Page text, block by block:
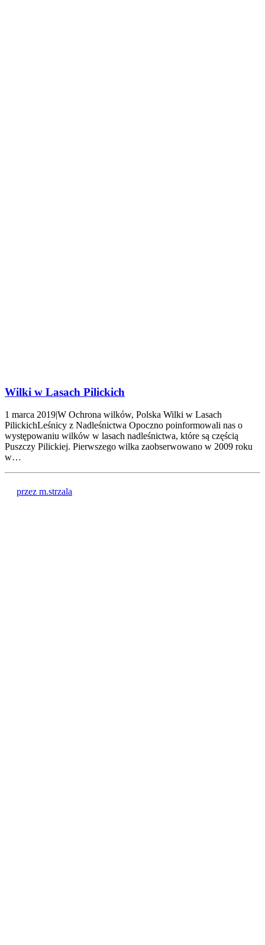
Wilki w Lasach Pilickich
1 marca 2019|W Ochrona wilków, Polska Wilki w Lasach
PilickichLeśnicy z Nadleśnictwa Opoczno poinformowali nas o
występowaniu wilków w lasach nadleśnictwa, które są częścią
Puszczy Pilickiej. Pierwszego wilka zaobserwowano w 2009 roku
w…
przez m.strzala